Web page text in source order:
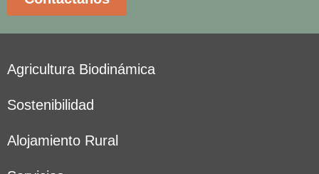
Agricultura Biodinámica
Sostenibilidad
Alojamiento Rural